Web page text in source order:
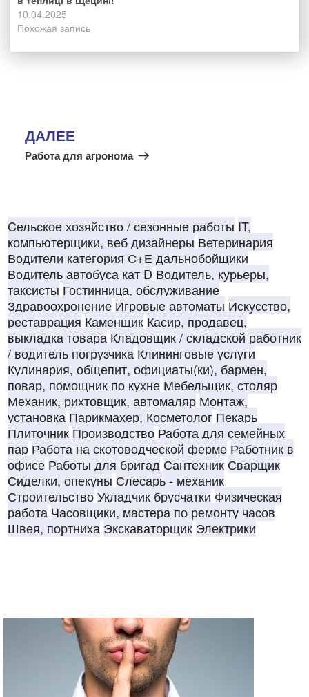
10.04.2025
Похожая запись
записям
Следующая
запись
ДАЛЕЕ
Работа для агронома
Cельское хозяйство / сезонные работы IT,
компьютерщики, веб дизайнеры Ветеринария
Водители категория С+Е дальнобойщики
Водитель автобуса кат D Водитель, курьеры,
таксисты Гостинница, обслуживание
Здравоохронение Игровые автоматы Искусство,
реставрация Каменщик Касир, продавец,
выкладка товара Кладовщик / складской работник
/ водитель погрузчика Клининговые услуги
Кулинария, общепит, официаты(ки), бармен,
повар, помощник по кухне Мебельщик, столяр
Механик, рихтовщик, автомаляр Монтаж,
установка Парикмахер, Косметолог Пекарь
Плиточник Производство Работа для семейных
пар Работа на скотоводческой ферме Работник в
офисе Работы для бригад Сантехник Сварщик
Сиделки, опекуны Слесарь - механик
СтроительствоУкладчик брусчатки Физическая
работа Часовщики, мастера по ремонту часов
Швея, портниха Экскаваторщик Электрики